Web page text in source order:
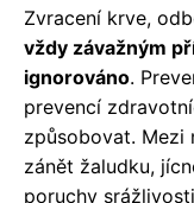
Zvracení krve,
vždy závažným
ignorováno.
prevencí
způsobovat. Mezi
zánět žaludku,
poruchy